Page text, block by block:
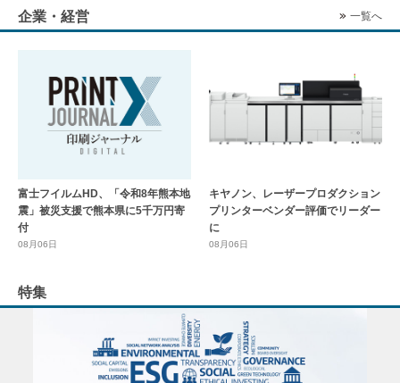
企業・経営 一覧へ
富士フイルムHD、「令和8年熊本地
震」被災支援で熊本県に5千万円寄
付
08月06日
キヤノン、レーザープロダクション
プリンターベンダー評価でリーダー
に
08月06日
特集